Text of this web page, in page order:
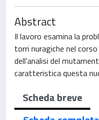
Abstract
Il lavoro esamina la
torri nuragiche nel
dell'analisi del
caratteristica questa
Scheda breve